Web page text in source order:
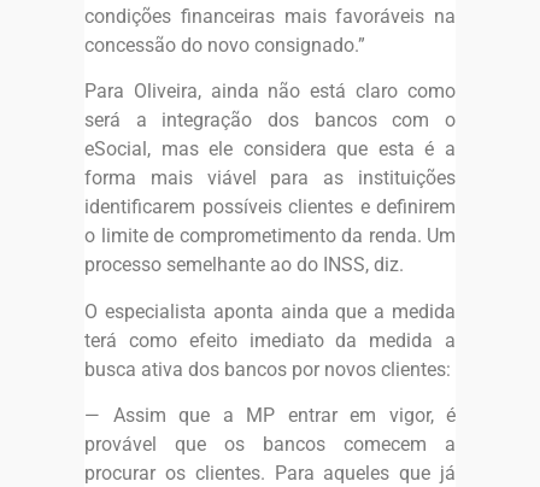
condições financeiras mais favoráveis na
concessão do novo consignado.”
Para Oliveira, ainda não está claro como
será a integração dos bancos com o
eSocial, mas ele considera que esta é a
forma mais viável para as instituições
identificarem possíveis clientes e definirem
o limite de comprometimento da renda. Um
processo semelhante ao do INSS, diz.
O especialista aponta ainda que a medida
terá como efeito imediato da medida a
busca ativa dos bancos por novos clientes:
— Assim que a MP entrar em vigor, é
provável que os bancos comecem a
procurar os clientes. Para aqueles que já